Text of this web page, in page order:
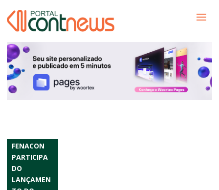
FENACON
PARTICIPA
DO
LANÇAMEN